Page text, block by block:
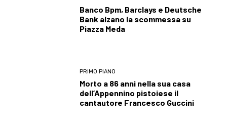
Banco Bpm, Barclays e Deutsche
Bank alzano la scommessa su
Piazza Meda
PRIMO PIANO
Morto a 86 anni nella sua casa
dell’Appennino pistoiese il
cantautore Francesco Guccini